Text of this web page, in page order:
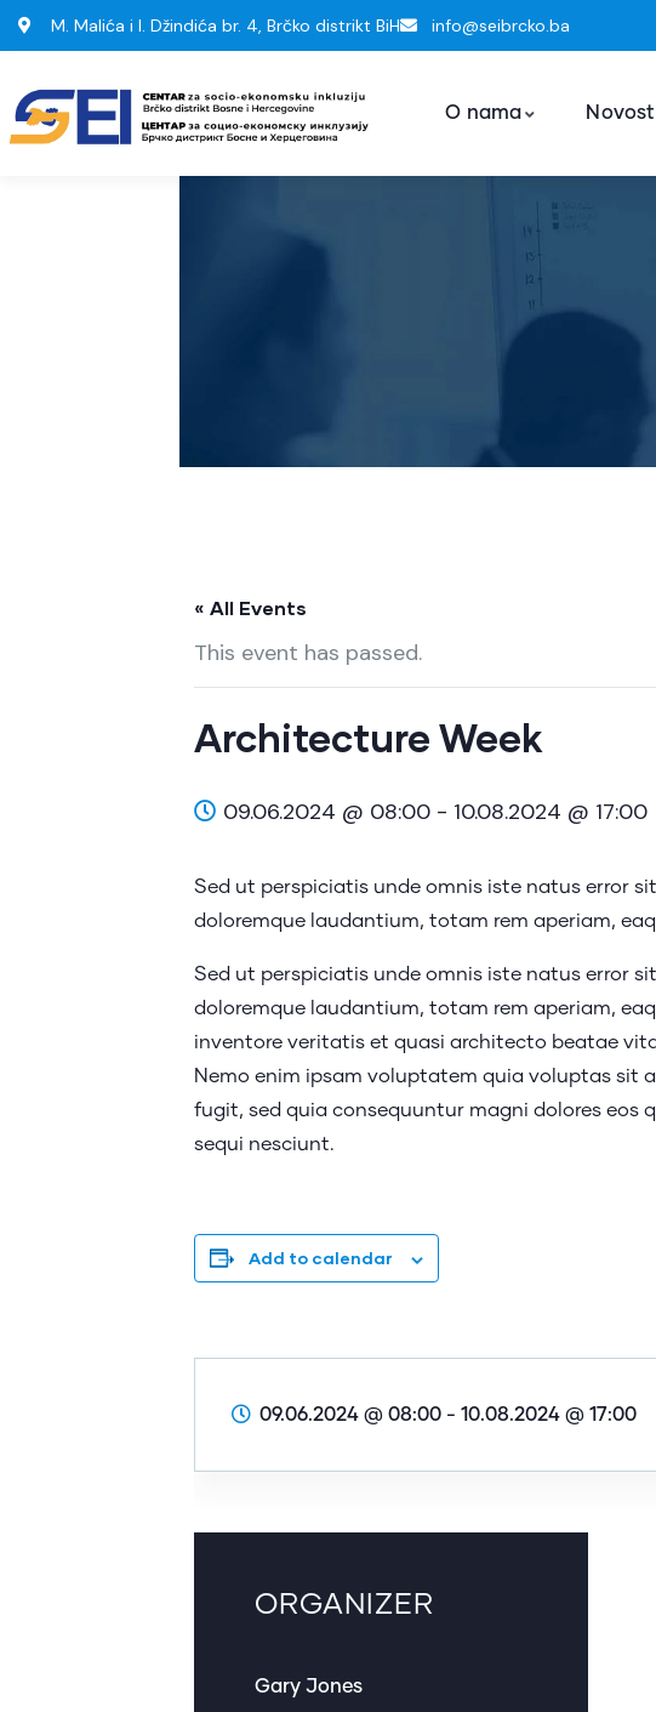
M. Malića i I. Džindića br. 4, Brčko distrikt BiH info@seibrcko.ba
O nama
« All Events
This event has passed.
Architecture Week
09.06.2024 @ 08:00 - 10.08.2024 @ 17:00
Sed ut perspiciatis unde omnis iste natus error
doloremque laudantium, totam rem aperiam,
Sed ut perspiciatis unde omnis iste natus error
doloremque laudantium, totam rem aperiam,
inventore veritatis et quasi architecto beatae
Nemo enim ipsam voluptatem quia voluptas sit
fugit, sed quia consequuntur magni dolores eos
sequi nesciunt.
Add to calendar
09.06.2024 @ 08:00 - 10.08.2024 @ 17:00
ORGANIZER
Gary Jones